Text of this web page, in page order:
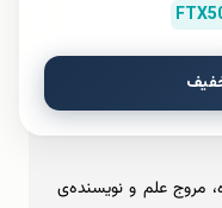
مروج علم و نویسنده‌ی